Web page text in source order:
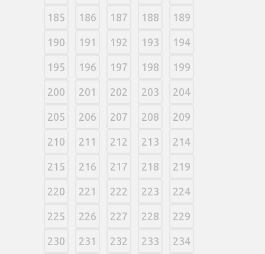
185 186 187 188 189
190 191 192 193 194
195 196 197 198 199
200 201 202 203 204
205 206 207 208 209
210 211 212 213 214
215 216 217 218 219
220 221 222 223 224
225 226 227 228 229
230 231 232 233 234